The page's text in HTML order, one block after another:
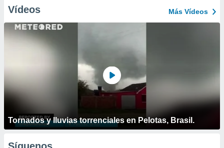
Vídeos Más Vídeos
Tornados y lluvias torrenciales en Pelotas, Brasil.